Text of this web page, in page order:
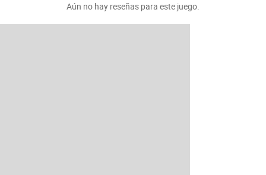
Aún no hay reseñas para este juego.